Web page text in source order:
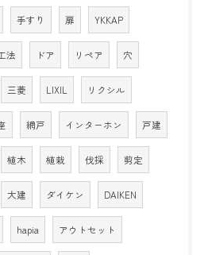
手すり 扉 YKKAP
法 ドア リペア 穴
三菱 LIXIL リクシル
網戸 インターホン 戸建
植木 植栽 伐採 剪定
大建 ダイケン DAIKEN
hapia アウトセット